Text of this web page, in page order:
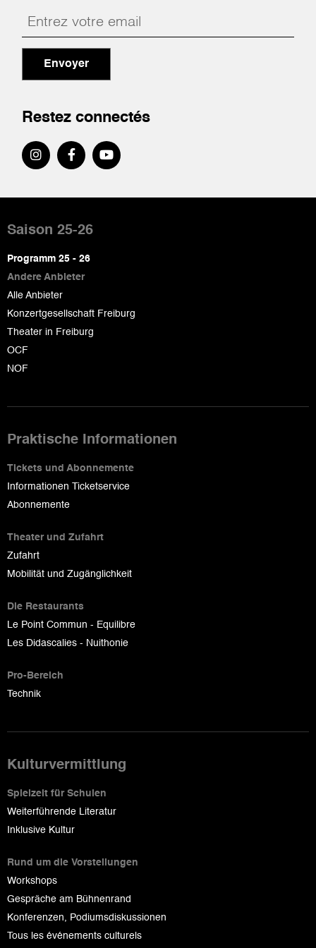
Envoyer
Restez connectés
de
page
Saison 25-26
Programm 25 - 26
Andere Anbieter
Alle Anbieter
Konzertgesellschaft Freiburg
Theater in Freiburg
OCF
NOF
Praktische Informationen
Tickets und Abonnemente
Informationen Ticketservice
Abonnemente
Theater und Zufahrt
Zufahrt
Mobilität und Zugänglichkeit
Die Restaurants
Le Point Commun - Equilibre
Les Didascalies - Nuithonie
Pro-Bereich
Technik
Kulturvermittlung
Spielzeit für Schulen
Weiterführende Literatur
Inklusive Kultur
Rund um die Vorstellungen
Workshops
Gespräche am Bühnenrand
Konferenzen, Podiumsdiskussionen
Tous les événements culturels